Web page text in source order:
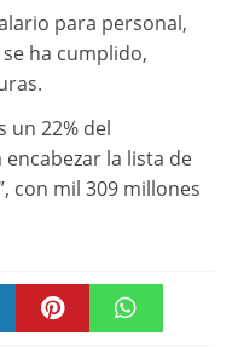
para personal,
ha cumplido,
un 22% del
la lista de
con mil 309 millones